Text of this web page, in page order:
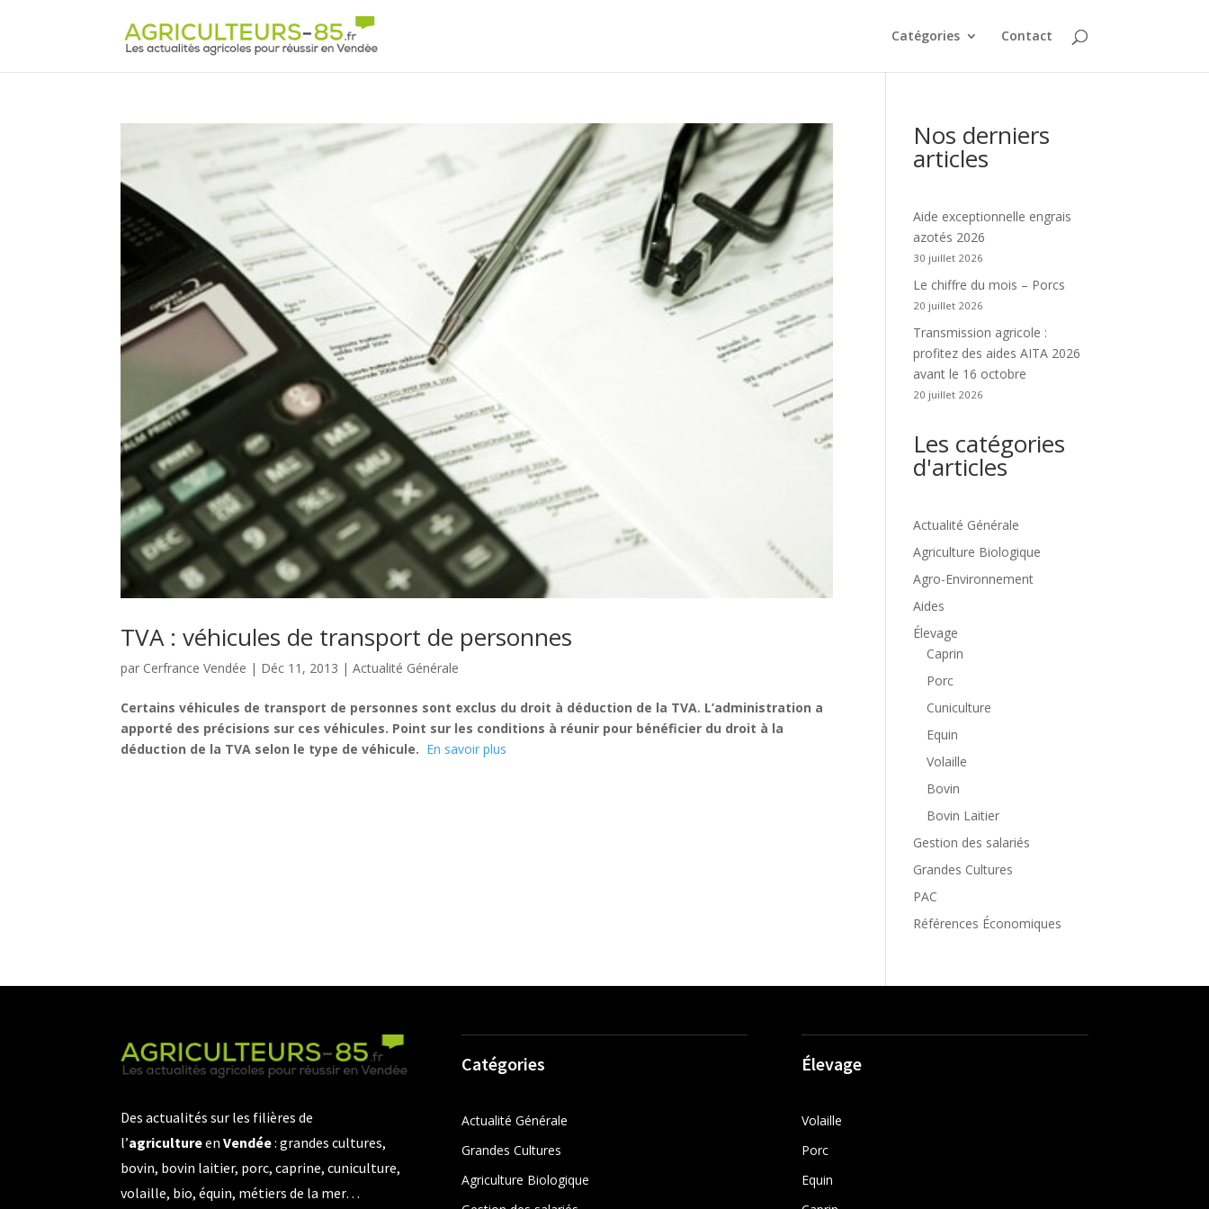
Catégories Contact
TVA : véhicules de transport de personnes
par Cerfrance Vendée | Déc 11, 2013 |Actualité Générale
Certains véhicules de transport de personnes sont exclus du droit à déduction de la TVA. L’administration a
apporté des précisions sur ces véhicules. Point sur les conditions à réunir pour bénéficier du droit à la
déduction de la TVA selon le type de véhicule. En savoir plus
Nos derniers
articles
Aide exceptionnelle engrais
azotés 2026
30 juillet 2026
Le chiffre du mois – Porcs
20 juillet 2026
Transmission agricole :
profitez des aides AITA 2026
avant le 16 octobre
20 juillet 2026
Les catégories
d'articles
Actualité Générale
Agriculture Biologique
Agro-Environnement
Aides
Élevage
Caprin
Porc
Cuniculture
Equin
Volaille
Bovin
Bovin Laitier
Gestion des salariés
Grandes Cultures
PAC
Références Économiques
Des actualités sur les filières de
l’agricultureenVendée: grandes cultures,
bovin, bovin laitier, porc, caprine, cuniculture,
volaille, bio, équin, métiers de la mer…
Catégories
Actualité Générale
Grandes Cultures
Agriculture Biologique
Élevage
Volaille
Porc
Equin